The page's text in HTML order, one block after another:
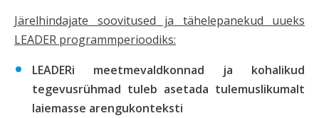
Järelhindajate soovitused ja tähelepanekud uueks
LEADER programmperioodiks:
LEADERi meetmevaldkonnad ja kohalikud
tegevusrühmad tuleb asetada tulemuslikumalt
laiemasse arengukonteksti